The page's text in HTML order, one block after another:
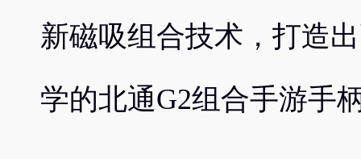
新磁吸组合技术，打造
学的北通G2组合手游手